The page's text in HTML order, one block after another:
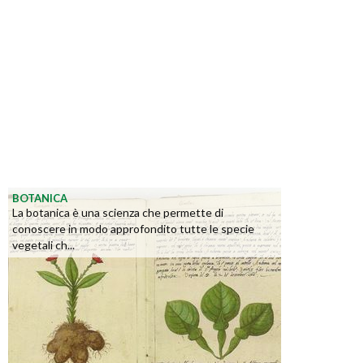
BOTANICA
La botanica è una scienza che permette di
conoscere in modo approfondito tutte le specie
vegetali ch...